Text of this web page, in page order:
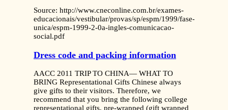
Source: http://www.cneconline.com.br/exames-
educacionais/vestibular/provas/sp/espm/1999/fase-
unica/espm-1999-2-0a-ingles-comunicacao-
social.pdf
Dress code and packing information
AACC 2011 TRIP TO CHINA— WHAT TO
BRING Representational Gifts Chinese always
give gifts to their visitors. Therefore, we
recommend that you bring the following college
representational gifts, pre-wrapped (gift wrapped